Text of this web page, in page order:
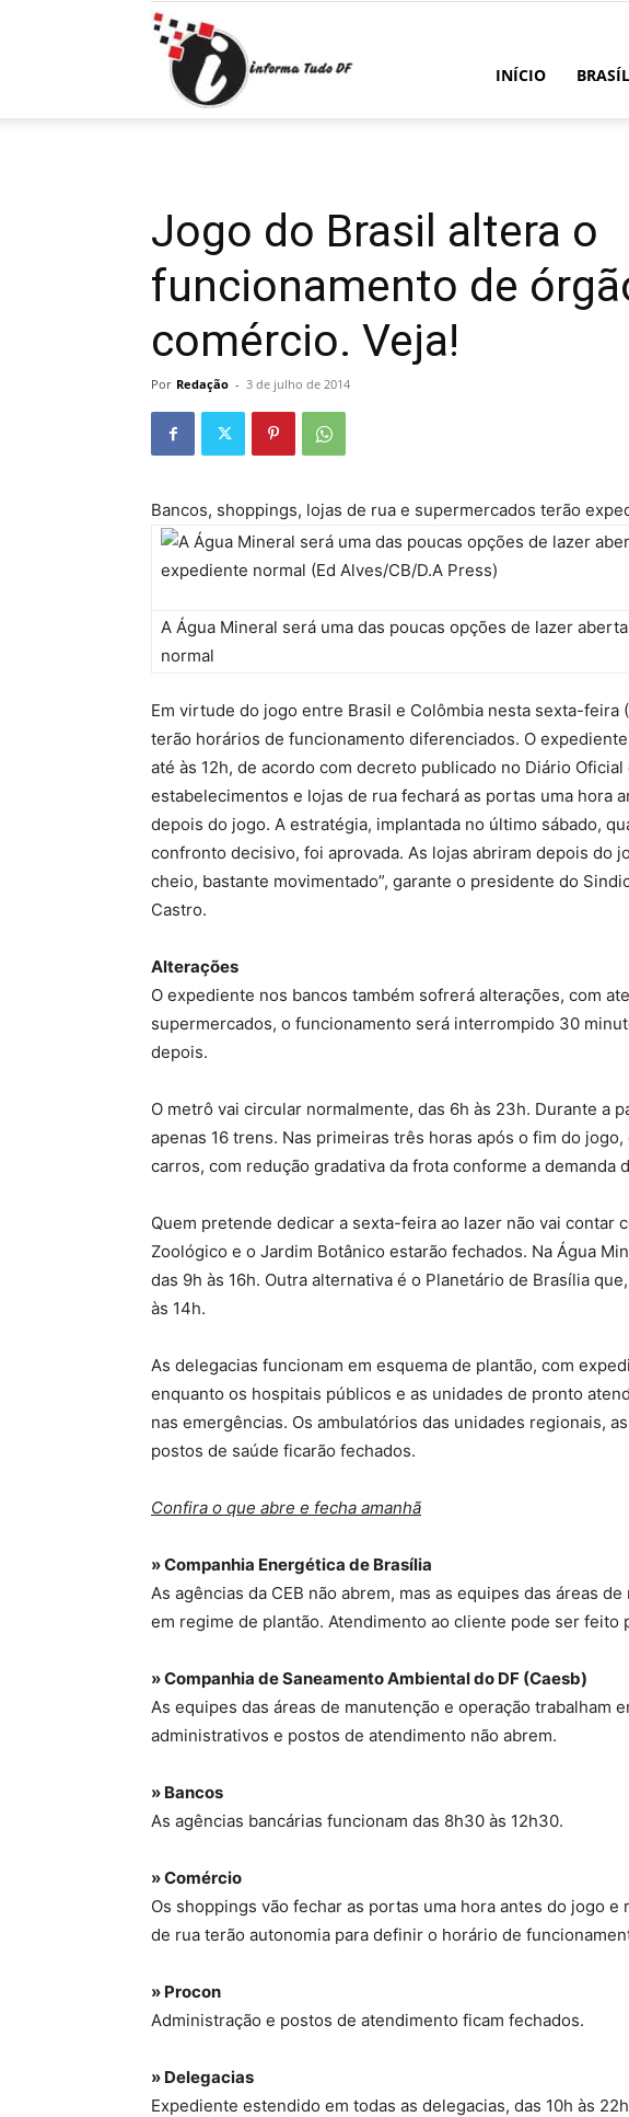
Informa
DF
INÍCIO
Jogo do Brasil altera o
funcionamento de
comércio. Veja!
Por Redação - 3 de julho de 2014
Bancos, shoppings, lojas de rua e supermercados terão
A Água Mineral será uma das poucas opções de lazer
normal
Em virtude do jogo entre Brasil e Colômbia nesta sexta-feira
terão horários de funcionamento diferenciados. O
até às 12h, de acordo com decreto publicado no Diário
estabelecimentos e lojas de rua fechará as portas uma hora
depois do jogo. A estratégia, implantada no último sábado,
confronto decisivo, foi aprovada. As lojas abriram depois do
cheio, bastante movimentado”, garante o presidente do
Castro.
Alterações
O expediente nos bancos também sofrerá alterações, com
supermercados, o funcionamento será interrompido 30
depois.
O metrô vai circular normalmente, das 6h às 23h. Durante a
apenas 16 trens. Nas primeiras três horas após o fim do
carros, com redução gradativa da frota conforme a demanda
Quem pretende dedicar a sexta-feira ao lazer não vai contar
Zoológico e o Jardim Botânico estarão fechados. Na Água
das 9h às 16h. Outra alternativa é o Planetário de Brasília
às 14h.
As delegacias funcionam em esquema de plantão, com
enquanto os hospitais públicos e as unidades de pronto
nas emergências. Os ambulatórios das unidades regionais,
postos de saúde ficarão fechados.
Confira o que abre e fecha amanhã
» Companhia Energética de Brasília
As agências da CEB não abrem, mas as equipes das áreas
em regime de plantão. Atendimento ao cliente pode ser feito
» Companhia de Saneamento Ambiental do DF (Caesb)
As equipes das áreas de manutenção e operação trabalham
administrativos e postos de atendimento não abrem.
» Bancos
As agências bancárias funcionam das 8h30 às 12h30.
» Comércio
Os shoppings vão fechar as portas uma hora antes do jogo e
de rua terão autonomia para definir o horário de
» Procon
Administração e postos de atendimento ficam fechados.
» Delegacias
Expediente estendido em todas as delegacias, das 10h às